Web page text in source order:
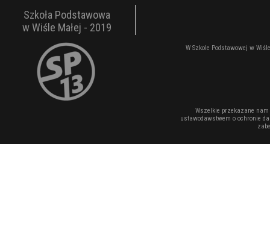
W Szkole Podstawowej w
Wszelkie przekazane
ustawodawstwem o ochronie
Szkoła Podstawowa
w Wiśle Małej - 2019